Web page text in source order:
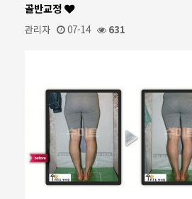
골반교정
관리자 07-14 631